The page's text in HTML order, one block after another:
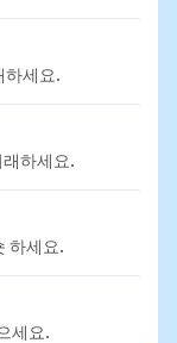
하세요.
하세요.
하세요.
세요.